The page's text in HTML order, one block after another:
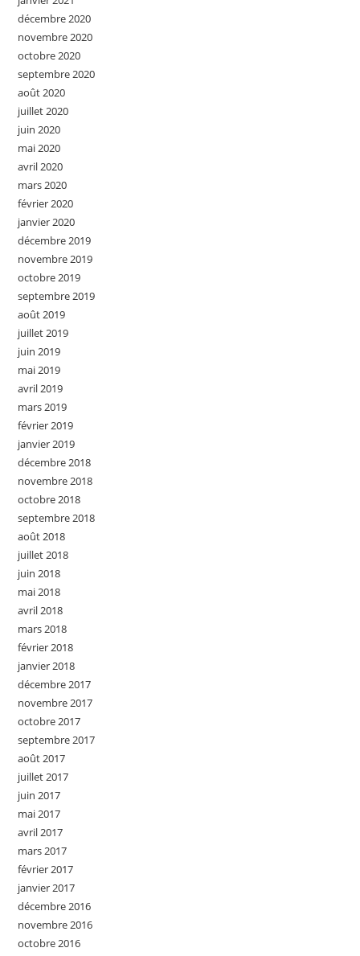
décembre 2020
novembre 2020
octobre 2020
septembre 2020
août 2020
juillet 2020
juin 2020
mai 2020
avril 2020
mars 2020
février 2020
janvier 2020
décembre 2019
novembre 2019
octobre 2019
septembre 2019
août 2019
juillet 2019
juin 2019
mai 2019
avril 2019
mars 2019
février 2019
janvier 2019
décembre 2018
novembre 2018
octobre 2018
septembre 2018
août 2018
juillet 2018
juin 2018
mai 2018
avril 2018
mars 2018
février 2018
janvier 2018
décembre 2017
novembre 2017
octobre 2017
septembre 2017
août 2017
juillet 2017
juin 2017
mai 2017
avril 2017
mars 2017
février 2017
janvier 2017
décembre 2016
novembre 2016
octobre 2016